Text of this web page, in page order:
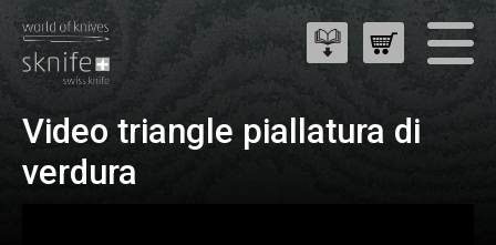
Video triangle piallatura di
verdura